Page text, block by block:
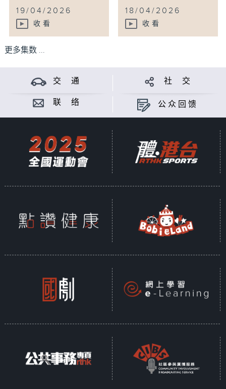
19/04/2026
收看
18/04/2026
收看
更多集数 ...
交 通 社 交
联 络 公众回馈